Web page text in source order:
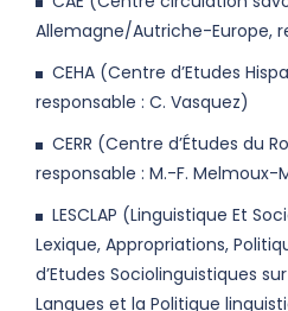
Allemagne/Autriche-Europe,
CEHA (Centre d’Etudes
responsable : C. Vasquez)
CERR (Centre d’Études du
responsable : M.-F. Melmoux-
LESCLAP (Linguistique Et
Lexique, Appropriations,
d’Etudes Sociolinguistiques
Langues et la Politique